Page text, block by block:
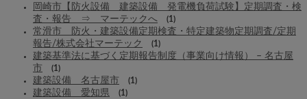
岡崎市【防火設備 建築設備 発電機負荷試験】定期調査・検
査・報告 ⇒ マーテックへ
(1)
常滑市 防火・建築設備定期検査・特定建築物定期調査/定期
報告/株式会社マーテック
(1)
建築基準法に基づく定期報告制度（事業向け情報） – 名古屋
市
(1)
建築設備 名古屋市 (1)
建築設備 愛知県 (1)